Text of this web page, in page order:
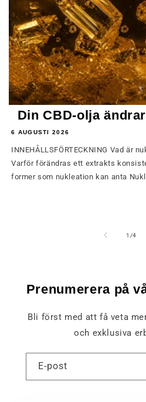
Din CBD-olja
6 AUGUSTI 2026
INNEHÅLLSFÖRTECKNING Vad är
Varför förändras ett extrakts
former som nukleation kan anta
1 /av
4
Prenumerera på
Bli först med att få veta
och exklusiva
E-post